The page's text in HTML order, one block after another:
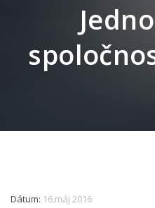
Dátum: 16.máj 2016